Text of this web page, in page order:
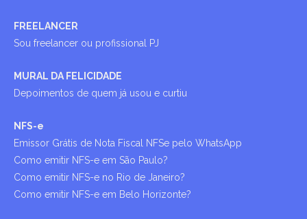
FREELANCER
Sou freelancer ou profissional PJ
MURAL DA FELICIDADE
Depoimentos de quem já usou e curtiu
NFS-e
Emissor Grátis de Nota Fiscal NFSe pelo WhatsApp
Como emitir NFS-e em São Paulo?
Como emitir NFS-e no Rio de Janeiro?
Como emitir NFS-e em Belo Horizonte?